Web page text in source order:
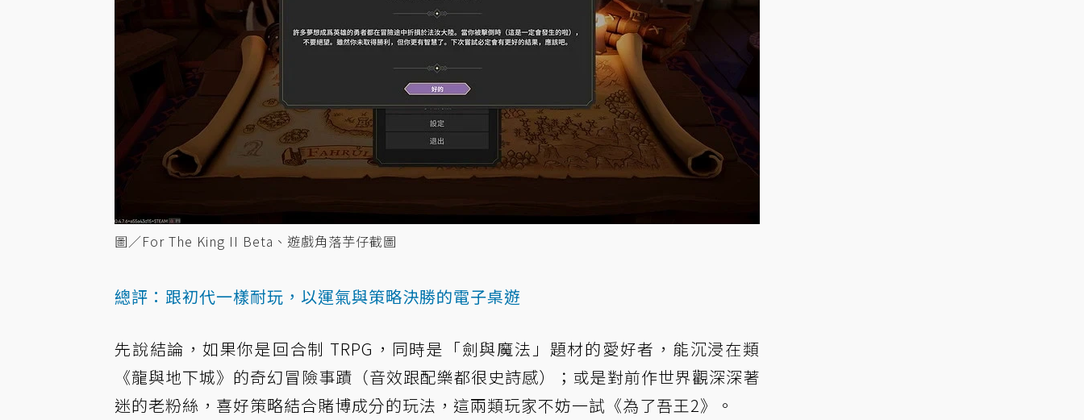
圖／For The King II Beta、遊戲角落芋仔截圖
總評：跟初代一樣耐玩，以運氣與策略決勝的電子桌遊
先說結論，如果你是回合制 TRPG，同時是「劍與魔法」題材的愛好者，能沉浸在類
《龍與地下城》的奇幻冒險事蹟（音效跟配樂都很史詩感）；或是對前作世界觀深深著
迷的老粉絲，喜好策略結合賭博成分的玩法，這兩類玩家不妨一試《為了吾王2》。